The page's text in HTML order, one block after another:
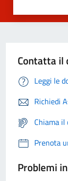
Contatta il
Leggi le
Richiedi
Chiama
Prenota
Problemi